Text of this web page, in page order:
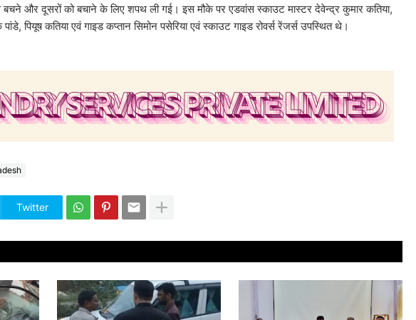
से बचने और दूसरों को बचाने के लिए शपथ ली गई। इस मौके पर एडवांस स्काउट मास्टर देवेन्द्र कुमार कतिया,
पियूष कतिया एवं गाइड कप्तान सिमोन पसेरिया एवं स्काउट गाइड रोवर्स रेंजर्स उपस्थित थे।
Twitter